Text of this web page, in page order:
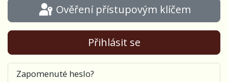
Ověření přístupovým klíčem
Přihlásit se
Zapomenuté heslo?